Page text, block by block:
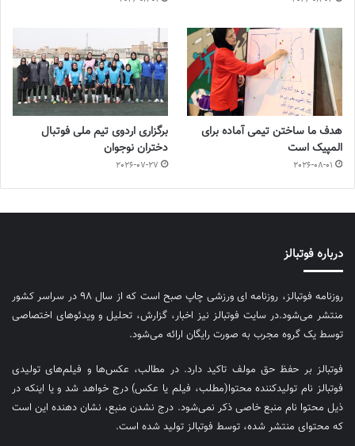
هدف ما ساختن تیمی آماده برای
المپیک است
2026-08-01
برگزاری اردوی تیم ملی فوتبال
دختران نوجوان
2026-07-27
درباره فوتبالز
روزنامه فوتبالز، روزنامه ای ورزشی چاپ صبح است که از سال ۹۸ در سراسر کشور
منتشر می‌شود.در سایت فوتبالز نیز اخبار، گزارش، تحلیل و ویدئوهای اختصاصی
توسط یک گروه مجرب به صورت رایگان ارائه می‌شود.
فوتبالز بر حفظ حق مولف تاکید دارد. در مطالب، عکس‌ها و فیلم‌های تولیدی
فوتبالز نام تولیدکننده محتوا(مطلب، فیلم یا عکس) درج خواهد شد و یا اینکه در
ذیل محتوا نام منبع خاصی ذکر نمی‌‎شود. درج نشدن منبع، نشان دهنده این است
که محتوای منتشر شده، توسط فوتبالز تولید شده است.